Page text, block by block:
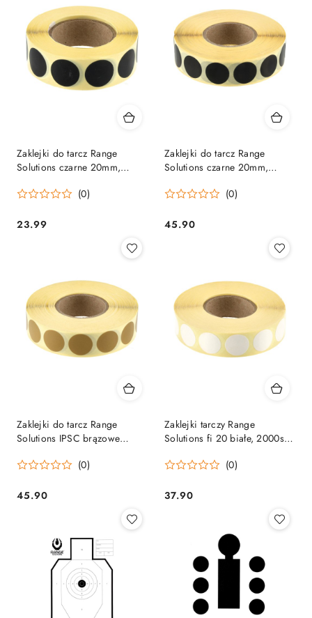
Zaklejki do tarcz Range
Solutions czarne 20mm,
(0)
Cena:
23.99
Zaklejki do tarcz Range
Solutions czarne 20mm,
(0)
Cena:
45.90
Zaklejki do tarcz Range
Solutions IPSC brązowe
Solutions
(0)
Cena:
45.90
Zaklejki tarczy Range
Solutions fi 20 białe, 2000szt.
(0)
Cena:
37.90